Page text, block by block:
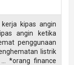
kipas angin
angin ketika
penggunaan
listrik
*orang finance